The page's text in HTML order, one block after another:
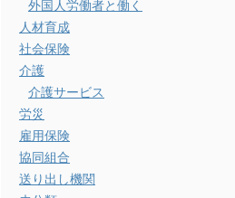
外国人労働者と働く
人材育成
社会保険
介護
介護サービス
労災
雇用保険
協同組合
送り出し機関